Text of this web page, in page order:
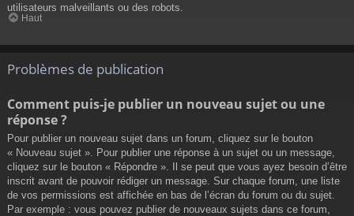
utilisateurs malveillants ou des robots.
Haut
Problèmes de publication
Comment puis-je publier un nouveau sujet ou une
réponse ?
Pour publier un nouveau sujet dans un forum, cliquez sur le bouton
« Nouveau sujet ». Pour publier une réponse à un sujet ou un message,
cliquez sur le bouton « Répondre ». Il se peut que vous ayez besoin d’être
inscrit avant de pouvoir rédiger un message. Sur chaque forum, une liste
de vos permissions est affichée en bas de l’écran du forum ou du sujet.
Par exemple : vous pouvez publier de nouveaux sujets dans ce forum,